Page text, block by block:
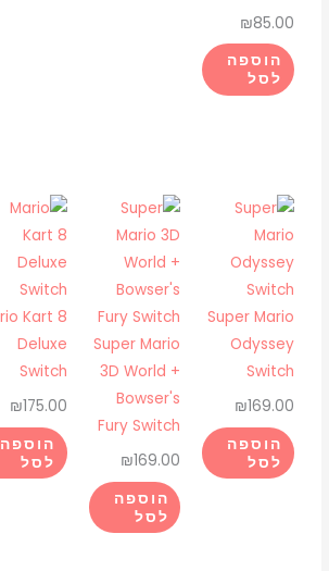
₪85.00
הוספה
לסל
Super Mario
Odyssey
Switch
₪169.00
הוספה
לסל
Super Mario
3D World +
Bowser's
Fury Switch
₪169.00
הוספה
לסל
Kart 8
Deluxe
Switch
₪175.00
הוספה
לסל